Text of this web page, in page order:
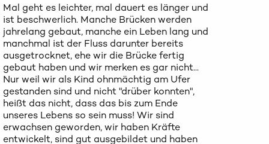
Mal geht es leichter, mal dauert es länger und
ist beschwerlich. Manche Brücken werden
jahrelang gebaut, manche ein Leben lang und
manchmal ist der Fluss darunter bereits
ausgetrocknet, ehe wir die Brücke fertig
gebaut haben und wir merken es gar nicht...
Nur weil wir als Kind ohnmächtig am Ufer
gestanden sind und nicht "drüber konnten",
heißt das nicht, dass das bis zum Ende
unseres Lebens so sein muss! Wir sind
erwachsen geworden, wir haben Kräfte
entwickelt, sind gut ausgebildet und haben